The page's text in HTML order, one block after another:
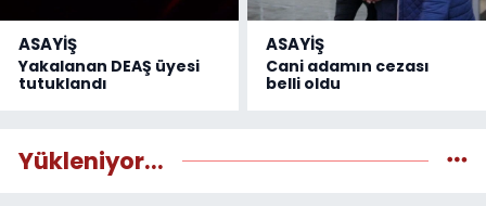
ASAYİŞ
Yakalanan DEAŞ üyesi
tutuklandı
ASAYİŞ
Cani adamın cezası
belli oldu
Yükleniyor...